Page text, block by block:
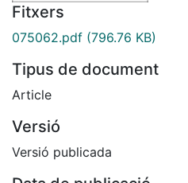
Fitxers
075062.pdf (796.76 KB)
Tipus de document
Article
Versió
Versió publicada